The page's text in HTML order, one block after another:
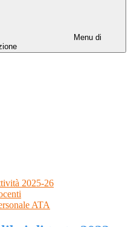
Menu di
2025-26
ATA